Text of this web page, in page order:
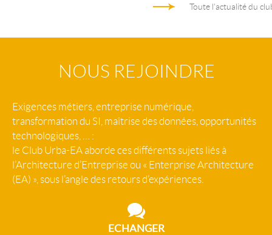
Toute l'actualité du
NOUS REJOINDRE
Exigences métiers, entreprise numérique,
transformation du SI, maîtrise des données, opportunités
technologiques, … :
le Club Urba-EA aborde ces différents sujets liés à
l’Architecture d’Entreprise ou « Enterprise Architecture
(EA) », sous l’angle des retours d’expériences.
ECHANGER